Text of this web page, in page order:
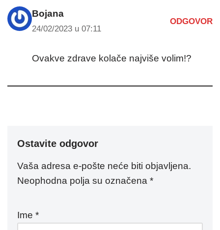
Bojana
24/02/2023 u 07:11
ODGOVOR
Ovakve zdrave kolače najviše volim!?
Ostavite odgovor
Vaša adresa e-pošte neće biti objavljena.
Neophodna polja su označena *
Ime *